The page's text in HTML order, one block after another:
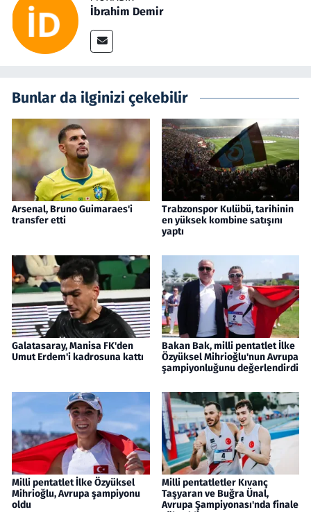
İbrahim Demir
Bunlar da ilginizi çekebilir
Arsenal, Bruno Guimaraes'i
transfer etti
Trabzonspor Kulübü, tarihinin
en yüksek kombine satışını
yaptı
Galatasaray, Manisa FK'den
Umut Erdem'i kadrosuna kattı
Bakan Bak, milli pentatlet İlke
Özyüksel Mihrioğlu'nun Avrupa
şampiyonluğunu değerlendirdi
Milli pentatlet İlke Özyüksel
Mihrioğlu, Avrupa şampiyonu
oldu
Milli pentatletler Kıvanç
Taşyaran ve Buğra Ünal,
Avrupa Şampiyonası'nda finale